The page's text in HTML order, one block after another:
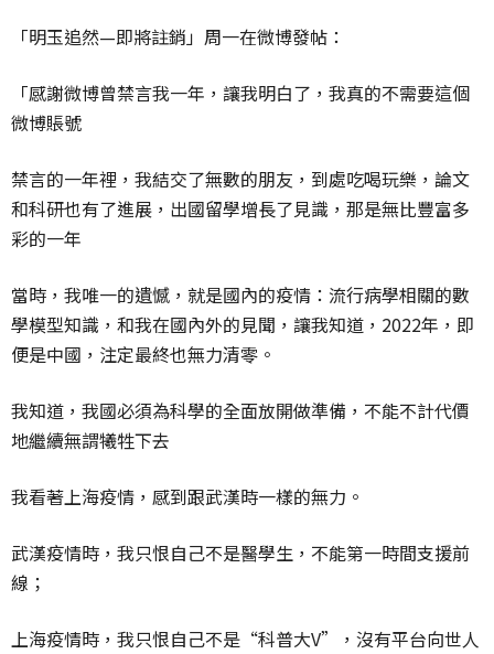
「明玉追然—即將註銷」周一在微博發帖：
「感謝微博曾禁言我一年，讓我明白了，我真的不需要這個
微博賬號
禁言的一年裡，我結交了無數的朋友，到處吃喝玩樂，論文
和科研也有了進展，出國留學增長了見識，那是無比豐富多
彩的一年
當時，我唯一的遺憾，就是國內的疫情：流行病學相關的數
學模型知識，和我在國內外的見聞，讓我知道，2022年，即
便是中國，注定最終也無力清零。
我知道，我國必須為科學的全面放開做準備，不能不計代價
地繼續無謂犧牲下去
我看著上海疫情，感到跟武漢時一樣的無力。
武漢疫情時，我只恨自己不是醫學生，不能第一時間支援前
線；
上海疫情時，我只恨自己不是“科普大V”，沒有平台向世人